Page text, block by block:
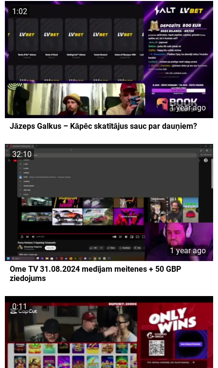
1:02
1 year ago
Jāzeps Galkus – Kāpēc skatītājus sauc par dauņiem?
32:10
1 year ago
Ome TV 31.08.2024 medījam meitenes + 50 GBP
ziedojums
0:11